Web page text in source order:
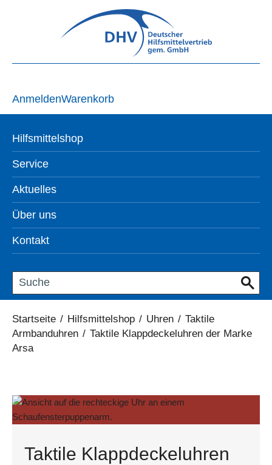
AnmeldenWarenkorb
Hilfsmittelshop
Service
Aktuelles
Über uns
Kontakt
Startseite / Hilfsmittelshop / Uhren / Taktile
Armbanduhren / Taktile Klappdeckeluhren der Marke
Arsa
Taktile Klappdeckeluhren